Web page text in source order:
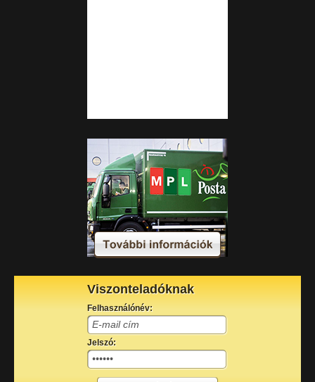
Viszonteladóknak
Felhasználónév:
Jelszó: